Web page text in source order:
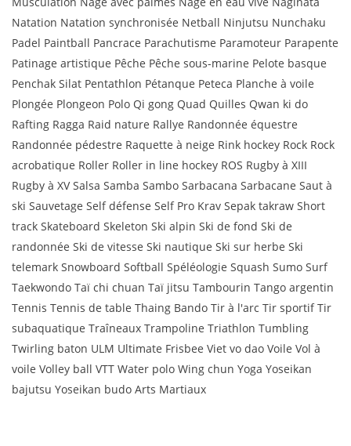
Natation Natation synchronisée Netball Ninjutsu Nunchaku
Padel Paintball Pancrace Parachutisme Paramoteur Parapente
Patinage artistique Pêche Pêche sous-marine Pelote basque
Penchak Silat Pentathlon Pétanque Peteca Planche à voile
Plongée Plongeon Polo Qi gong Quad Quilles Qwan ki do
Rafting Ragga Raid nature Rallye Randonnée équestre
Randonnée pédestre Raquette à neige Rink hockey Rock Rock
acrobatique Roller Roller in line hockey ROS Rugby à XIII
Rugby à XV Salsa Samba Sambo Sarbacana Sarbacane Saut à
ski Sauvetage Self défense Self Pro Krav Sepak takraw Short
track Skateboard Skeleton Ski alpin Ski de fond Ski de
randonnée Ski de vitesse Ski nautique Ski sur herbe Ski
telemark Snowboard Softball Spéléologie Squash Sumo Surf
Taekwondo Taï chi chuan Taï jitsu Tambourin Tango argentin
Tennis Tennis de table Thaing Bando Tir à l'arc Tir sportif Tir
subaquatique Traîneaux Trampoline Triathlon Tumbling
Twirling baton ULM Ultimate Frisbee Viet vo dao Voile Vol à
voile Volley ball VTT Water polo Wing chun Yoga Yoseikan
bajutsu Yoseikan budo Arts Martiaux